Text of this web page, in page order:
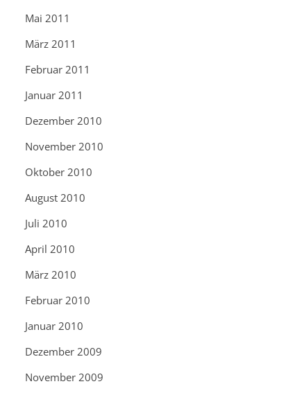
Mai 2011
März 2011
Februar 2011
Januar 2011
Dezember 2010
November 2010
Oktober 2010
August 2010
Juli 2010
April 2010
März 2010
Februar 2010
Januar 2010
Dezember 2009
November 2009